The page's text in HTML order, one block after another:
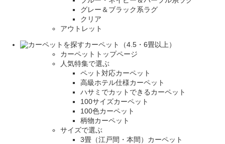
グレー＆ブラック系ラグ
クリア
アウトレット
カーペット（4.5・6畳以上）
カーペットトップページ
人気特集で選ぶ
ペット対応カーペット
高級ホテル仕様カーペット
ハサミでカットできるカーペット
100サイズカーペット
100色カーペット
柄物カーペット
サイズで選ぶ
3畳（江戸間・本間）カーペット